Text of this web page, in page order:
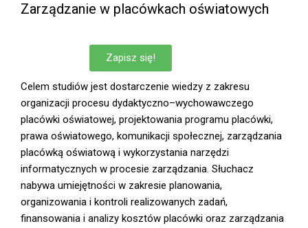
Zarządzanie w placówkach oświatowych
Zapisz się!
Celem studiów jest dostarczenie wiedzy z zakresu
organizacji procesu dydaktyczno–wychowawczego
placówki oświatowej, projektowania programu placówki,
prawa oświatowego, komunikacji społecznej, zarządzania
placówką oświatową i wykorzystania narzędzi
informatycznych w procesie zarządzania. Słuchacz
nabywa umiejętności w zakresie planowania,
organizowania i kontroli realizowanych zadań,
finansowania i analizy kosztów placówki oraz zarządzania